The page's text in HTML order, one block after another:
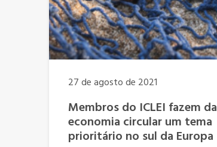
27 de agosto de 2021
Membros do ICLEI fazem da
economia circular um tema
prioritário no sul da Europa